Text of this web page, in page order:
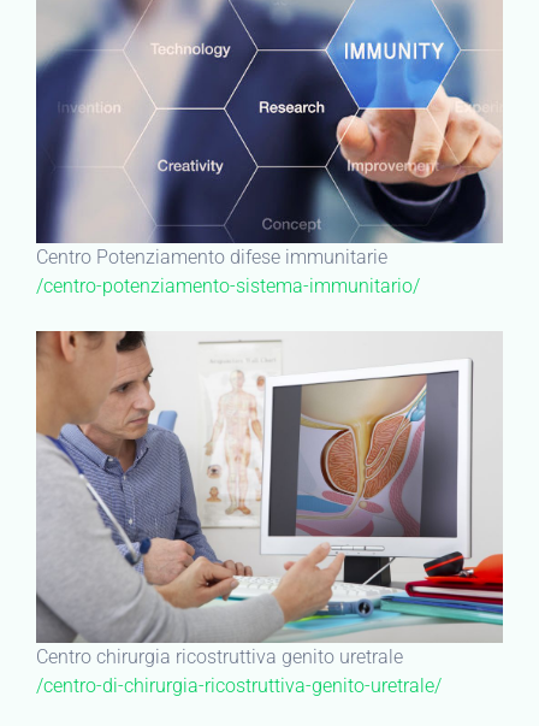
Centro Potenziamento difese immunitarie
/centro-potenziamento-sistema-immunitario/
Centro chirurgia ricostruttiva genito uretrale
/centro-di-chirurgia-ricostruttiva-genito-uretrale/